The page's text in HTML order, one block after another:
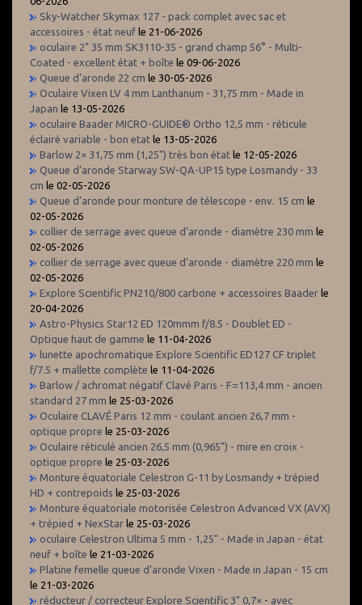
Sky-Watcher Skymax 127 - pack complet avec sac et
accessoires - état neuf le 21-06-2026
oculaire 2" 35 mm SK3110-35 - grand champ 56° - Multi-
Coated - excellent état + boîte le 09-06-2026
Queue d’aronde 22 cm le 30-05-2026
Oculaire Vixen LV 4 mm Lanthanum - 31,75 mm - Made in
Japan le 13-05-2026
oculaire Baader MICRO-GUIDE® Ortho 12,5 mm - réticule
éclairé variable - bon etat le 13-05-2026
Barlow 2× 31,75 mm (1,25") très bon état le 12-05-2026
Queue d’aronde Starway SW-QA-UP15 type Losmandy - 33
cm le 02-05-2026
Queue d’aronde pour monture de télescope - env. 15 cm le
02-05-2026
collier de serrage avec queue d’aronde - diamètre 230 mm le
02-05-2026
collier de serrage avec queue d’aronde - diamètre 220 mm le
02-05-2026
Explore Scientific PN210/800 carbone + accessoires Baader le
20-04-2026
Astro-Physics Star12 ED 120mmm f/8.5 - Doublet ED -
Optique haut de gamme le 11-04-2026
lunette apochromatique Explore Scientific ED127 CF triplet
f/7.5 + mallette complète le 11-04-2026
Barlow / achromat négatif Clavé Paris - F=113,4 mm - ancien
standard 27 mm le 25-03-2026
Oculaire CLAVÉ Paris 12 mm - coulant ancien 26,7 mm -
optique propre le 25-03-2026
Oculaire réticulé ancien 26,5 mm (0,965") - mire en croix -
optique propre le 25-03-2026
Monture équatoriale Celestron G-11 by Losmandy + trépied
HD + contrepoids le 25-03-2026
Monture équatoriale motorisée Celestron Advanced VX (AVX)
+ trépied + NexStar le 25-03-2026
oculaire Celestron Ultima 5 mm - 1,25" - Made in Japan - état
neuf + boîte le 21-03-2026
Platine femelle queue d’aronde Vixen - Made in Japan - 15 cm
le 21-03-2026
réducteur / correcteur Explore Scientific 3" 0,7× - avec